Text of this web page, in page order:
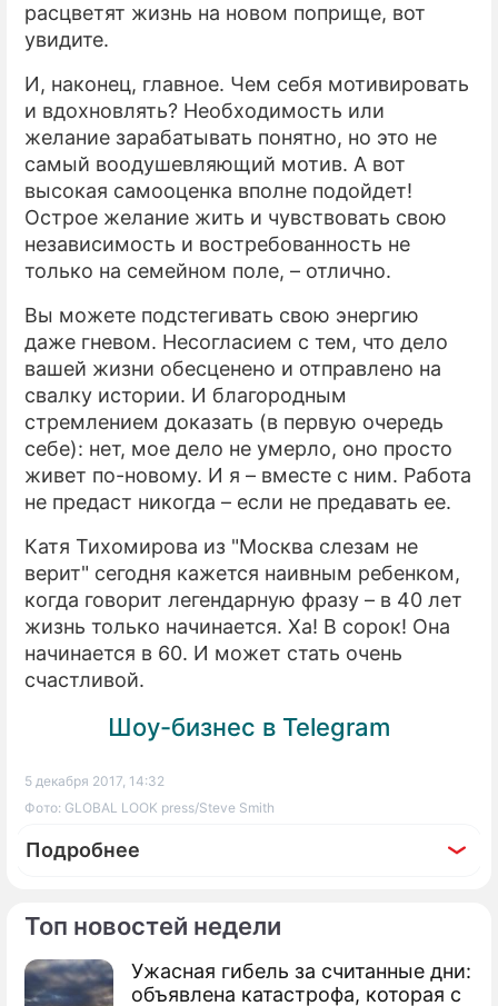
Топ новостей недели
Ужасная гибель за считанные дни:
объявлена катастрофа, которая с
расцветят жизнь на новом поприще, вот
увидите.
И, наконец, главное. Чем себя мотивировать
и вдохновлять? Необходимость или
желание зарабатывать понятно, но это не
самый воодушевляющий мотив. А вот
высокая самооценка вполне подойдет!
Острое желание жить и чувствовать свою
независимость и востребованность не
только на семейном поле, – отлично.
Вы можете подстегивать свою энергию
даже гневом. Несогласием с тем, что дело
вашей жизни обесценено и отправлено на
свалку истории. И благородным
стремлением доказать (в первую очередь
себе): нет, мое дело не умерло, оно просто
живет по-новому. И я – вместе с ним. Работа
не предаст никогда – если не предавать ее.
Катя Тихомирова из "Москва слезам не
верит" сегодня кажется наивным ребенком,
когда говорит легендарную фразу – в 40 лет
жизнь только начинается. Ха! В сорок! Она
начинается в 60. И может стать очень
счастливой.
Шоу-бизнес в Telegram
5 декабря 2017, 14:32
Фото: GLOBAL LOOK press/Steve Smith
Подробнее